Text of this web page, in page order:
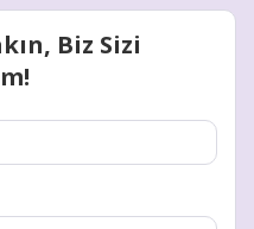
Biz Sizi